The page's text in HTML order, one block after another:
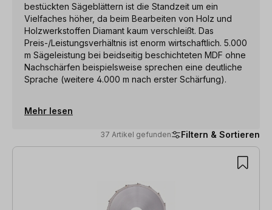
bestückten Sägeblättern ist die Standzeit um ein
Vielfaches höher, da beim Bearbeiten von Holz und
Holzwerkstoffen Diamant kaum verschleißt. Das
Preis-/Leistungsverhältnis ist enorm wirtschaftlich. 5.000
m Sägeleistung bei beidseitig beschichteten MDF ohne
Nachschärfen beispielsweise sprechen eine deutliche
Sprache (weitere 4.000 m nach erster Schärfung).
Mehr lesen
37 Artikel gefunden Filtern & Sortieren
37 Artikel gefunden